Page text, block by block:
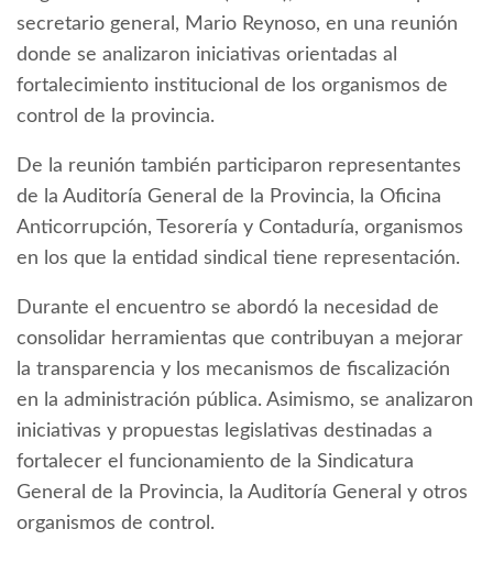
secretario general, Mario Reynoso, en una reunión
donde se analizaron iniciativas orientadas al
fortalecimiento institucional de los organismos de
control de la provincia.
De la reunión también participaron representantes
de la Auditoría General de la Provincia, la Oficina
Anticorrupción, Tesorería y Contaduría, organismos
en los que la entidad sindical tiene representación.
Durante el encuentro se abordó la necesidad de
consolidar herramientas que contribuyan a mejorar
la transparencia y los mecanismos de fiscalización
en la administración pública. Asimismo, se analizaron
iniciativas y propuestas legislativas destinadas a
fortalecer el funcionamiento de la Sindicatura
General de la Provincia, la Auditoría General y otros
organismos de control.